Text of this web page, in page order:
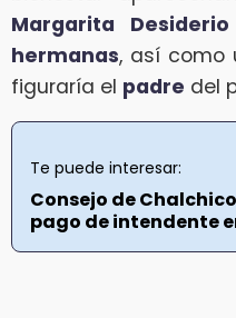
Margarita
hermanas, así como
figuraría el padre del
Te puede interesar:
Consejo de
pago de intendente